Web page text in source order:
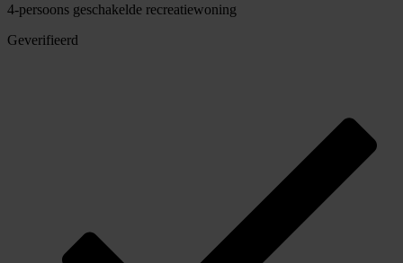
4-persoons geschakelde recreatiewoning
Geverifieerd